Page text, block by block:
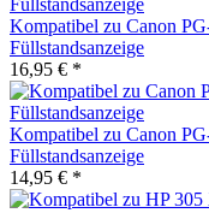
Kompatibel zu Canon
Füllstandsanzeige
16,95 € *
Kompatibel zu Canon
Füllstandsanzeige
14,95 € *